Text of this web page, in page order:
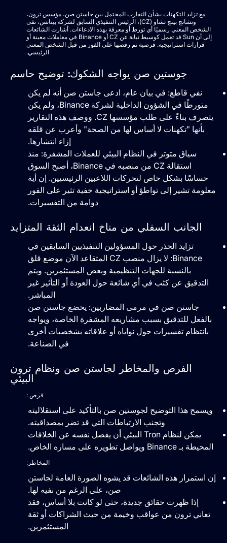
مع تزايد التكهنات بشأن التقارب المحتمل بين جاستن صن، مؤسس ترون،
وتشانج بينج تشاو (CZ)، الرئيس التنفيذي السابق لشركة بينانس، نفى
الشخص المعني رسميًا أي تورط أو معرفة بهذه الادعاءات. أشارت الشائعات
إلى أن Sun قد تعمل كوسيط نيابة عن CZ أو Binance في معاملات معينة أو
قرارات استراتيجية. فرضية تم رفضها على الفور من قبل الشخص المعني
الرئيسي.
جوستين صن يواجه الشكوك: توضيح حاسم
نفي قاطع: في بيان عام، ادعى جاستن صن أنه لم يكن
متورطًا في الشؤون الداخلية لشركة Binance، ولم يكن
يتصرف بناءً على طلب مؤسسها CZ. ووصف هذه التقارير
بأنها "تكهنات لا أساس لها من الصحة" وأعرب عن قلقه
إزاء انتشارها.
سياق متوتر في النظام البيئي للعملات المشفرة: منذ
استقالة CZ من منصبه في Binance، أصبح السوق
حساسًا بشكل خاص لتحركات اللاعبين الرئيسيين. إن أية
معلومة تشير إلى تواطؤ أو استراتيجية خفية تثير على الفور
دوامة من التفسيرات.
الجانب السفلي من مناخ انعدام الثقة المتزايد
تزايد الحذر حول المسؤولين التنفيذيين السابقين في
Binance: لا يزال منصب CZ المتقاعد الآن موضع قلق
بالنسبة للجهات التنظيمية وبعض المستثمرين. ويتم
التدقيق عن كثب في أي شائعة حول العودة أو التأثير غير
المباشر.
جاستن صن في مرمى المضاربين: يخضع جاستن صن
بالفعل للتدقيق بسبب مشاريعه المشفرة الخاصة، ويواجه
بانتظام تفسيرات حول نواياه أو علاقاته بشخصيات أخرى
في الصناعة.
الفرص والمخاطر لجاستن صن ونظام ترون
البيئي
فرص :
ويسمح هذا التوضيح لجوستين صن بالتأكيد على استقلاليته
وتجنب الارتباطات التي قد تضر بمصداقيته.
يمكن لنظام Tron البيئي أن يفصل نفسه عن الخلافات
المحيطة بـ Binance ويواصل تطويره على مساره الخاص.
المخاطر:
إن استمرار هذه الشائعات قد يشوه الصورة العامة لجاستن
صن، على الرغم من نفيه لها.
إذا ظهرت حقائق جديدة، حتى لو كانت بلا أساس، فقد
تعاني ترون من عواقب وخيمة من حيث الشراكات أو ثقة
المستثمرين.